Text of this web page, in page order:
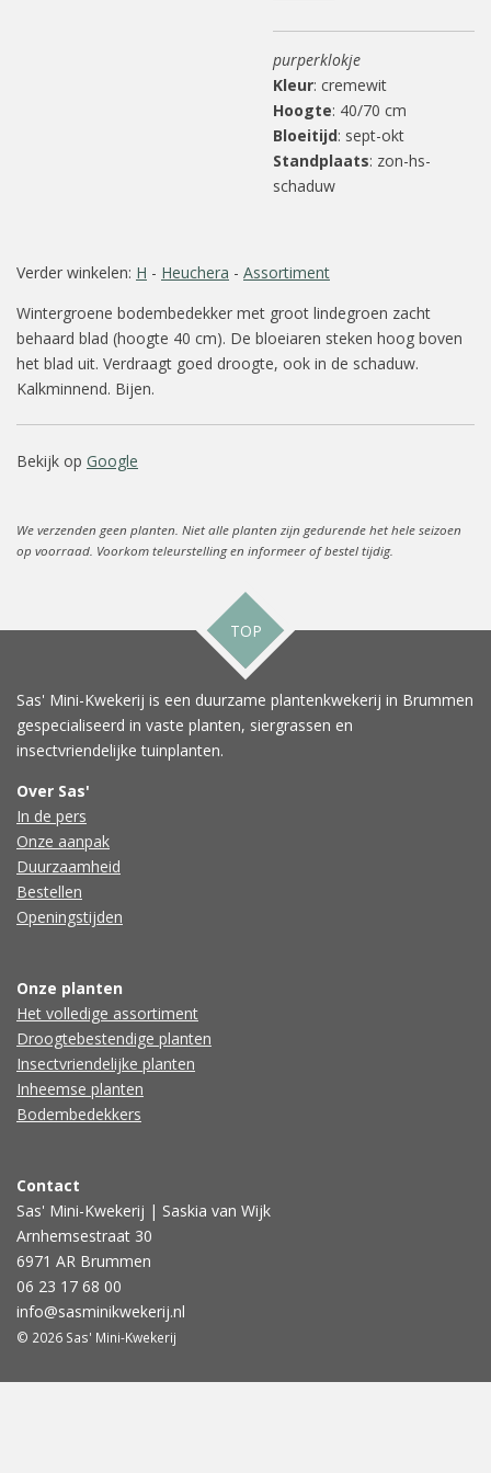
purperklokje
Kleur: cremewit
Hoogte: 40/70 cm
Bloeitijd: sept-okt
Standplaats: zon-hs-
schaduw
Verder winkelen: H - Heuchera - Assortiment
Wintergroene bodembedekker met groot lindegroen zacht
behaard blad (hoogte 40 cm). De bloeiaren steken hoog boven
het blad uit. Verdraagt goed droogte, ook in de schaduw.
Kalkminnend. Bijen.
Bekijk op Google
We verzenden geen planten. Niet alle planten zijn gedurende het hele seizoen
op voorraad. Voorkom teleurstelling en informeer of bestel tijdig.
TOP
Sas' Mini-Kwekerij is een duurzame plantenkwekerij in Brummen
gespecialiseerd in vaste planten, siergrassen en
insectvriendelijke tuinplanten.
Over Sas'
In de pers
Onze aanpak
Duurzaamheid
Bestellen
Openingstijden
Onze planten
Het volledige assortiment
Droogtebestendige planten
Insectvriendelijke planten
Inheemse planten
Bodembedekkers
Contact
Sas' Mini-Kwekerij | Saskia van Wijk
Arnhemsestraat 30
6971 AR Brummen
06 23 17 68 00
info@sasminikwekerij.nl
© 2026 Sas' Mini-Kwekerij